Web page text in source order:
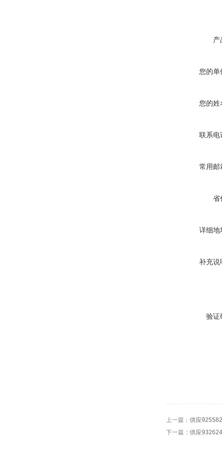
产
您的单
您的姓
联系电
常用邮
省
详细地
补充说
验证
上一篇： 供应
下一篇： 供应